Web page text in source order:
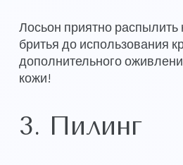
Лосьон приятно распылить
бритья до использования
дополнительного
кожи!
3. Пилинг